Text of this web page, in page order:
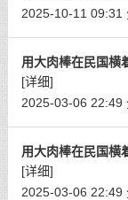
2025-10-11 09:31
用大肉棒在民国横
[详细]
2025-03-06 22:49
用大肉棒在民国横
[详细]
2025-03-06 22:49